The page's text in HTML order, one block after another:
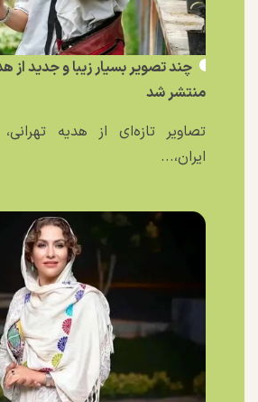
چند تصویر بسیار زیبا و جدید از
منتشر شد
تصاویر تازه‌ای از هدیه
ایران،...